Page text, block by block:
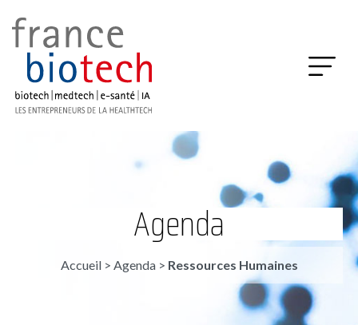
Agenda
Accueil> Agenda> Ressources Humaines